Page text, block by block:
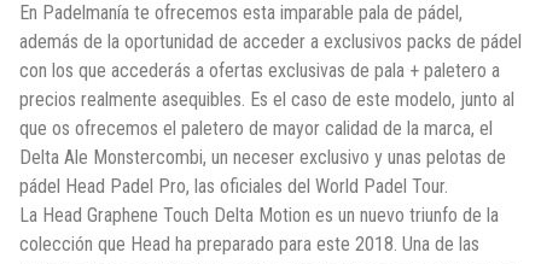
En Padelmanía te ofrecemos esta imparable pala de pádel,
además de la oportunidad de acceder a exclusivos packs de pádel
con los que accederás a ofertas exclusivas de pala + paletero a
precios realmente asequibles. Es el caso de este modelo, junto al
que os ofrecemos el paletero de mayor calidad de la marca, el
Delta Ale Monstercombi, un neceser exclusivo y unas pelotas de
pádel Head Padel Pro, las oficiales del World Padel Tour.
La Head Graphene Touch Delta Motion es un nuevo triunfo de la
colección que Head ha preparado para este 2018. Una de las